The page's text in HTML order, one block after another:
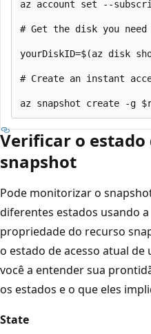
az account set --
# Get the disk you
yourDiskID=$(az disk
# Create an instant
Verificar o estado
snapshot
Pode monitorizar o
diferentes estados usando a
propriedade do recurso
o estado de acesso atual
você a entender sua
os estados e o que eles
State